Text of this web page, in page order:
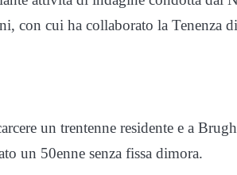
con cui ha collaborato la Tenenza
un trentenne residente e a
un 50enne senza fissa dimora.